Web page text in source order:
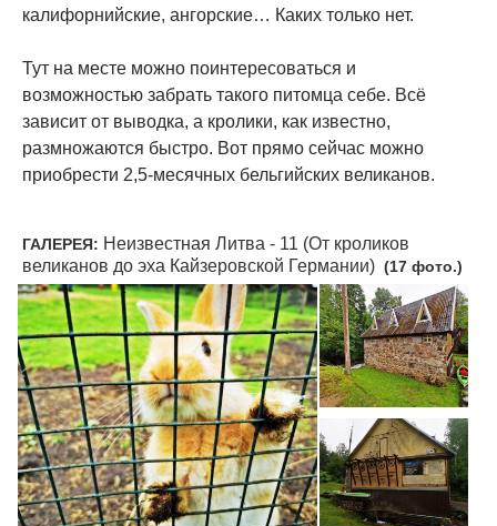
калифорнийские, ангорские… Каких только нет.
Тут на месте можно поинтересоваться и
возможностью забрать такого питомца себе. Всё
зависит от выводка, а кролики, как известно,
размножаются быстро. Вот прямо сейчас можно
приобрести 2,5-месячных бельгийских великанов.
ГАЛЕРЕЯ: Неизвестная Литва - 11 (От кроликов
великанов до эха Кайзеровской Германии) (17 фото.)